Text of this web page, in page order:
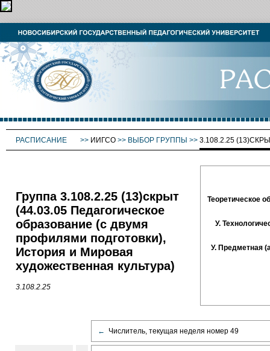
РАСПИСАНИЕ >> ИИГСО >> ВЫБОР ГРУППЫ >> 3.108.2.25
Группа 3.108.2.25 (13)скрыт
(44.03.05 Педагогическое
образование (с двумя
профилями подготовки),
История и Мировая
художественная культура)
3.108.2.25
Теоретическое
У.
У. Предметная
← Числитель, текущая неделя номер 49